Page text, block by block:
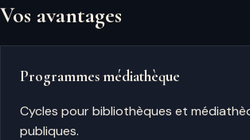
Vos avantages
Programmes médiathèque
Cycles pour bibliothèques et
publiques.